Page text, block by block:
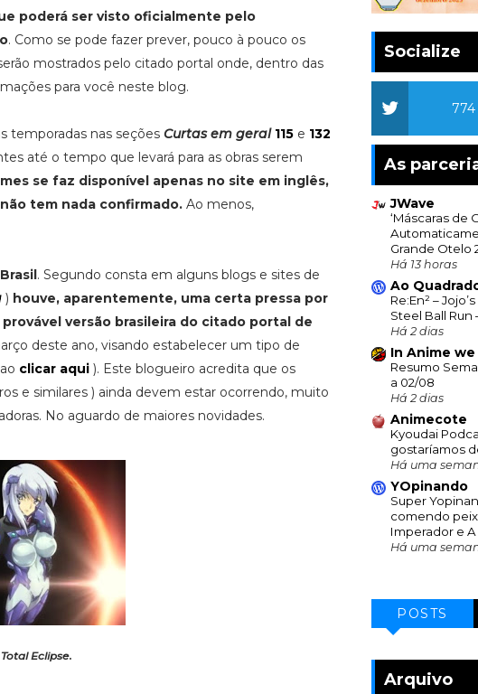
poderá ser visto oficialmente pelo
. Como se pode fazer prever, pouco à pouco os
mostrados pelo citado portal onde, dentro das
para você neste blog.
temporadas nas seções Curtas em geral 115 e 132
até o tempo que levará para as obras serem
se faz disponível apenas no site em inglês,
tem nada confirmado. Ao menos,
. Segundo consta em alguns blogs e sites de
) houve, aparentemente, uma certa pressa por
versão brasileira do citado portal de
deste ano, visando estabelecer um tipo de
clicar aqui ). Este blogueiro acredita que os
e similares ) ainda devem estar ocorrendo, muito
No aguardo de maiores novidades.
Total Eclipse.
Socialize
774
As
JWave
‘Máscaras de
Grande Otelo
Há 13 horas
Ao
Re:En² –
Steel Ball Run
Há 2 dias
In Anime
Resumo
a 02/08
Há 2 dias
Animecote
Kyoudai
gostaríamos
Há uma
YOpinando
Super
comendo
Imperador e
Há uma
POSTS
Arquivo